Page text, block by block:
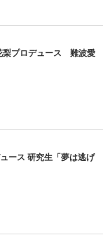
梨プロデュース 難波愛
ース 研究生「夢は逃げ